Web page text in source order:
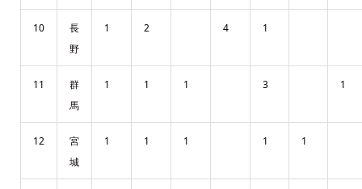
10
長
野
1 2 4 1
11
群
馬
1 1 1 3 1
12
宮
城
1 1 1 1 1